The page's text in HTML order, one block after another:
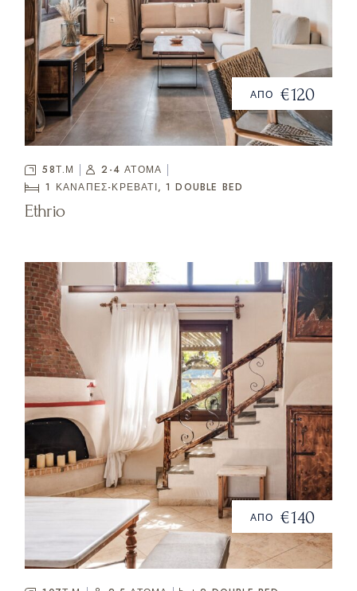
ΑΠΟ €120
58Τ.Μ
2-4 ΑΤΟΜΑ
1 ΚΑΝΑΠΈΣ-ΚΡΕΒΆΤΙ, 1 DOUBLE BED
Ethrio
ΑΠΟ €140